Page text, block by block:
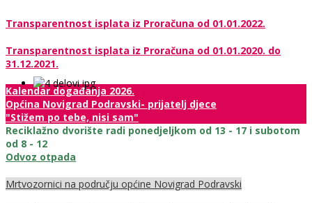
Transparentnost isplata iz Proračuna od 01.01.2022.
Transparentnost isplata iz Proračuna od 01.01.2020. do
31.12.2021.
Kalendar događanja 2026.
Općina Novigrad Podravski- prijatelj djece
"Stižem po tebe, nisi sam"
Reciklažno dvorište radi ponedjeljkom od 13 - 17 i subotom
od 8 - 12
Odvoz otpada
Mrtvozornici na području općine Novigrad Podravski